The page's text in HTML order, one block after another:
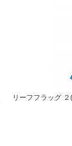
リーフフラッグ